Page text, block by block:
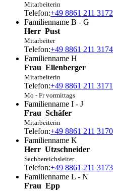
Mitarbeiterin
Telefon:+49 8861 211 3172
Familienname B - G
Herr Pust
Mitarbeiter
Telefon:+49 8861 211 3174
Familienname H
Frau Ellenberger
Mitarbeiterin
Telefon:+49 8861 211 3171
Mo - Fr vormittags
Familienname I - J
Frau Schäfer
Mitarbeiterin
Telefon:+49 8861 211 3170
Familienname K
Herr Utzschneider
Sachbereichsleiter
Telefon:+49 8861 211 3173
Familienname L - N
Frau Epp